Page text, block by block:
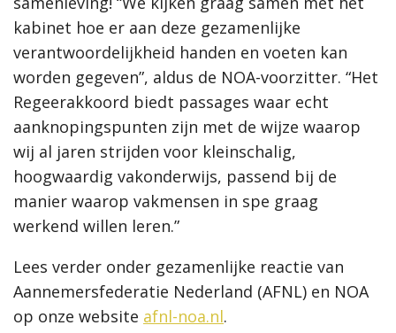
kabinet hoe er aan deze gezamenlijke
verantwoordelijkheid handen en voeten kan
worden gegeven”, aldus de NOA-voorzitter. “Het
Regeerakkoord biedt passages waar echt
aanknopingspunten zijn met de wijze waarop
wij al jaren strijden voor kleinschalig,
hoogwaardig vakonderwijs, passend bij de
manier waarop vakmensen in spe graag
werkend willen leren.”
Lees verder onder gezamenlijke reactie van
Aannemersfederatie Nederland (AFNL) en NOA
op onze website afnl-noa.nl.